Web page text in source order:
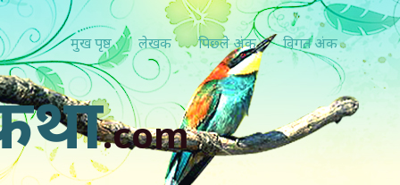
मुख पृष्ठ लेखक पिछ्ले अंक विगत अंक
.com